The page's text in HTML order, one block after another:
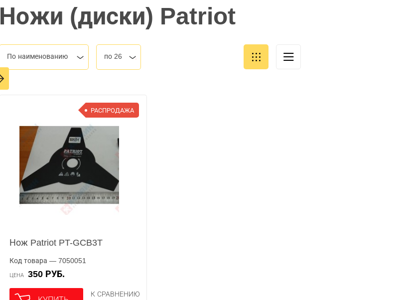
Ножи (диски) Patriot
По наименованию по 26
РАСПРОДАЖА
Нож Patriot PT-GCB3T
Код товара — 7050051
ЦЕНА 350 РУБ.
К СРАВНЕНИЮ